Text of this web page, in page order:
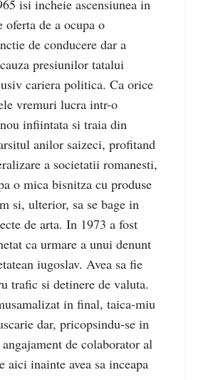
isi incheie ascensiunea in
de a ocupa o
de conducere dar a
presiunilor tatalui
cariera politica. Ca orice
vremuri lucra intr-o
infiintata si traia din
anilor saizeci, profitand
a societatii romanesti,
o mica bisnitza cu produse
si, ulterior, sa se bage in
de arta. In 1973 a fost
ca urmare a unui denunt
iugoslav. Avea sa fie
trafic si detinere de valuta.
in final, taica-miu
dar, pricopsindu-se in
de colaborator al
aici inainte avea sa inceapa